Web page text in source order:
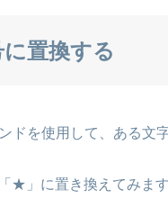
置換する
ドを使用して、ある文
★」に置き換えてみます